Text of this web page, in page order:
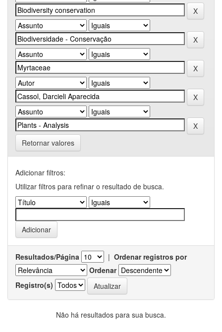
Retornar valores
Adicionar filtros:
Utilizar filtros para refinar o resultado de busca.
Resultados/Página | Ordenar registros por
Ordenar
Registro(s)
Não há resultados para sua busca.